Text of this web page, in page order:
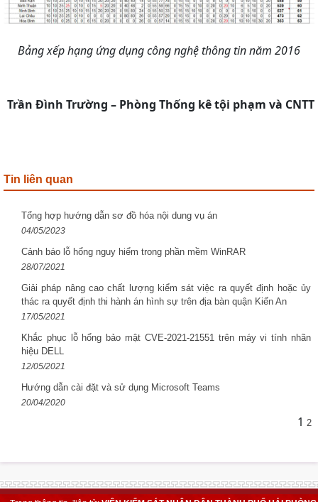
Bảng xếp hạng ứng dụng công nghệ thông tin năm 2016
Trần Đình Trường – Phòng Thống kê tội phạm và CNTT
Tin liên quan
Tổng hợp hướng dẫn sơ đồ hóa nội dung vụ án
04/05/2023
Cảnh báo lỗ hổng nguy hiểm trong phần mềm WinRAR
28/07/2021
Giải pháp nâng cao chất lượng kiểm sát việc ra quyết định hoặc ủy
thác ra quyết định thi hành án hình sự trên địa bàn quận Kiến An
17/05/2021
Khắc phục lỗ hổng bảo mật CVE-2021-21551 trên máy vi tính nhãn
hiệu DELL
12/05/2021
Hướng dẫn cài đặt và sử dụng Microsoft Teams
20/04/2020
1 2